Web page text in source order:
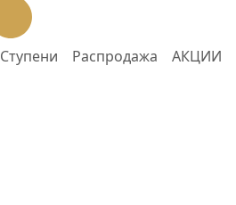
Ступени Распродажа АКЦИИ